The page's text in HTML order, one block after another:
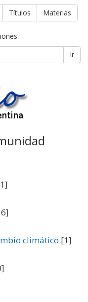
Títulos Materias
Ir
climático [1]